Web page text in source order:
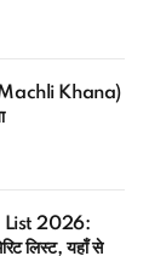
Machli Khana)
List 2026:
लिस्ट, यहाँ से